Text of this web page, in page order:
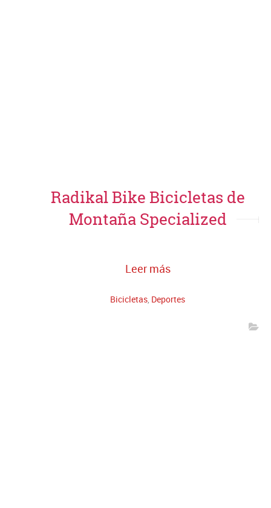
Radikal Bike Bicicletas de
Montaña Specialized
Leer más
Bicicletas, Deportes